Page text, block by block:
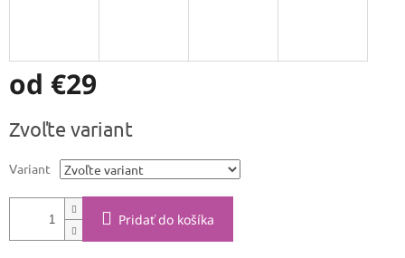
od €29
cena:
Zvoľte variant
Variant
Pridať do košíka